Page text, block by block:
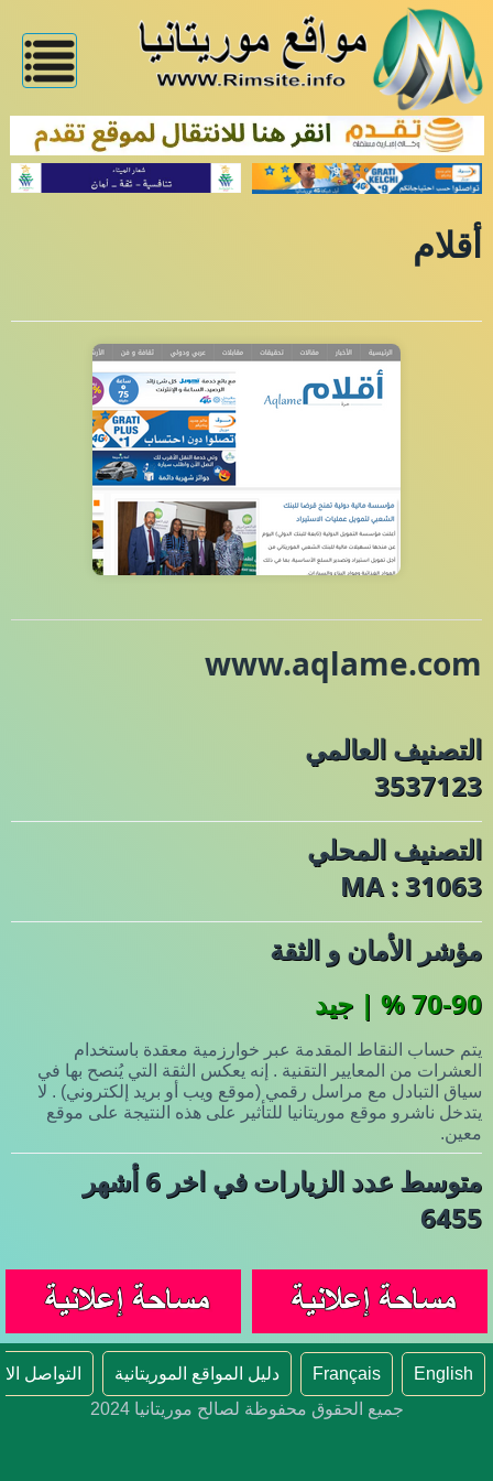
أقلام
www.aqlame.com
التصنيف العالمي
3537123
التصنيف المحلي
MA : 31063
مؤشر الأمان و الثقة
70-90 % | جيد
يتم حساب النقاط المقدمة عبر خوارزمية معقدة باستخدام
العشرات من المعايير التقنية . إنه يعكس الثقة التي يُنصح بها في
سياق التبادل مع مراسل رقمي (موقع ويب أو بريد إلكتروني) . لا
يتدخل ناشرو موقع موريتانيا للتأثير على هذه النتيجة على موقع
معين.
متوسط عدد الزيارات في اخر 6 أشهر
6455
English
Français دليل المواقع الموريتانية
التواصل
جميع الحقوق محفوظة لصالح موريتانيا 2024